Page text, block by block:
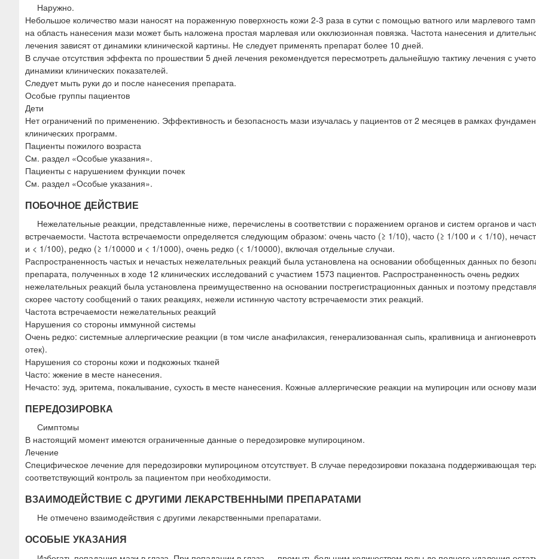
Наружно.
Небольшое количество мази наносят на пораженную поверхность кожи 2-3 раза в сутки с помощью ватного или марлевого
на область нанесения мази может быть наложена простая марлевая или окклюзионная повязка. Частота нанесения и
лечения зависят от динамики клинической картины. Не следует применять препарат более 10 дней.
В случае отсутствия эффекта по прошествии 5 дней лечения рекомендуется пересмотреть дальнейшую тактику лечения с
динамики клинических показателей.
Следует мыть руки до и после нанесения препарата.
Особые группы пациентов
Дети
Нет ограничений по применению. Эффективность и безопасность мази изучалась у пациентов от 2 месяцев в рамках
клинических программ.
Пациенты пожилого возраста
См. раздел «Особые указания».
Пациенты с нарушением функции почек
См. раздел «Особые указания».
ПОБОЧНОЕ ДЕЙСТВИЕ
Нежелательные реакции, представленные ниже, перечислены в соответствии с поражением органов и систем органов и
встречаемости. Частота встречаемости определяется следующим образом: очень часто (≥ 1/10), часто (≥ 1/100 и < 1/10),
и < 1/100), редко (≥ 1/10000 и < 1/1000), очень редко (< 1/10000), включая отдельные случаи.
Распространенность частых и нечастых нежелательных реакций была установлена на основании обобщенных данных по
препарата, полученных в ходе 12 клинических исследований с участием 1573 пациентов. Распространенность очень редких
нежелательных реакций была установлена преимущественно на основании пострегистрационных данных и поэтому
скорее частоту сообщений о таких реакциях, нежели истинную частоту встречаемости этих реакций.
Частота встречаемости нежелательных реакций
Нарушения со стороны иммунной системы
Очень редко: системные аллергические реакции (в том числе анафилаксия, генерализованная сыпь, крапивница и
отек).
Нарушения со стороны кожи и подкожных тканей
Часто: жжение в месте нанесения.
Нечасто: зуд, эритема, покалывание, сухость в месте нанесения. Кожные аллергические реакции на мупироцин или основу
ПЕРЕДОЗИРОВКА
Симптомы
В настоящий момент имеются ограниченные данные о передозировке мупироцином.
Лечение
Специфическое лечение для передозировки мупироцином отсутствует. В случае передозировки показана поддерживающая
соответствующий контроль за пациентом при необходимости.
ВЗАИМОДЕЙСТВИЕ С ДРУГИМИ ЛЕКАРСТВЕННЫМИ ПРЕПАРАТАМИ
Не отмечено взаимодействия с другими лекарственными препаратами.
ОСОБЫЕ УКАЗАНИЯ